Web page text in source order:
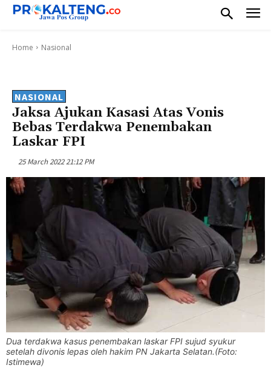
Home Nasional
NASIONAL
Jaksa Ajukan Kasasi Atas Vonis
Bebas Terdakwa Penembakan
Laskar FPI
25 March 2022 21:12 PM
Dua terdakwa kasus penembakan laskar FPI sujud syukur
setelah divonis lepas oleh hakim PN Jakarta Selatan.(Foto:
Istimewa)